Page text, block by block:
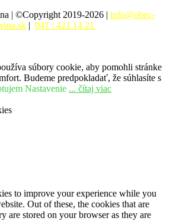
| ©Copyright 2019-2026 | info@obec-
| 041 / 421 14 21
súbory cookie, aby pomohli stránke
Budeme predpokladať, že súhlasíte s
Nastavenie ... čítaj viac
to improve your experience while you
Out of these, the cookies that are
are stored on your browser as they are